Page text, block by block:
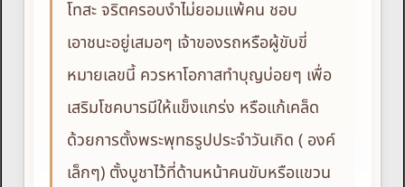
โทสะ จริตครอบงำไม่ยอมแพ้คน ชอบ
เอาชนะอยู่เสมอๆ เจ้าของรถหรือผู้ขับขี่
หมายเลขนี้ ควรหาโอกาสทำบุญบ่อยๆ เพื่อ
เสริมโชคบารมีให้แข็งแกร่ง หรือแก้เคล็ด
ด้วยการตั้งพระพุทธรูปประจำวันเกิด ( องค์
เล็กๆ) ตั้งบูชาไว้ที่ด้านหน้าคนขับหรือแขวน